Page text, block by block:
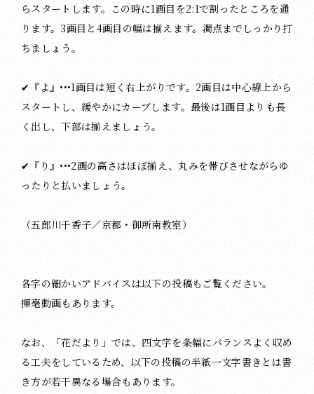
らスタートします。この時に1画目を2:1で割ったところを通
ります。3画目と4画目の幅は揃えます。濁点までしっかり打
ちましょう。
✔︎『よ』•••1画目は短く右上がりです。2画目は中心線上から
スタートし、緩やかにカーブします。最後は1画目よりも長
く出し、下部は揃えましょう。
✔︎『り』•••2画の高さはほぼ揃え、丸みを帯びさせながらゆ
ったりと払いましょう。
（五郎川千香子／京都・御所南教室）
各字の細かいアドバイスは以下の投稿もご覧ください。
揮毫動画もあります。
なお、「花だより」では、四文字を条幅にバランスよく収め
る工夫をしているため、以下の投稿の半紙一文字書きとは書
き方が若干異なる場合もあります。